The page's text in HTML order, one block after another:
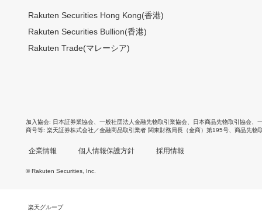
Rakuten Securities Hong Kong(香港)
Rakuten Securities Bullion(香港)
Rakuten Trade(マレーシア)
加入協会 日本証券業協会 一般社団法人金融先物取引業協会 日本商品先物取引協会
商号等 楽天証券株式会社／金融商品取引業者 関東財務局長（金商）第195号、商品先物
企業情報 個人情報保護方針 採用情報
© Rakuten Securities, Inc.
楽天グループ